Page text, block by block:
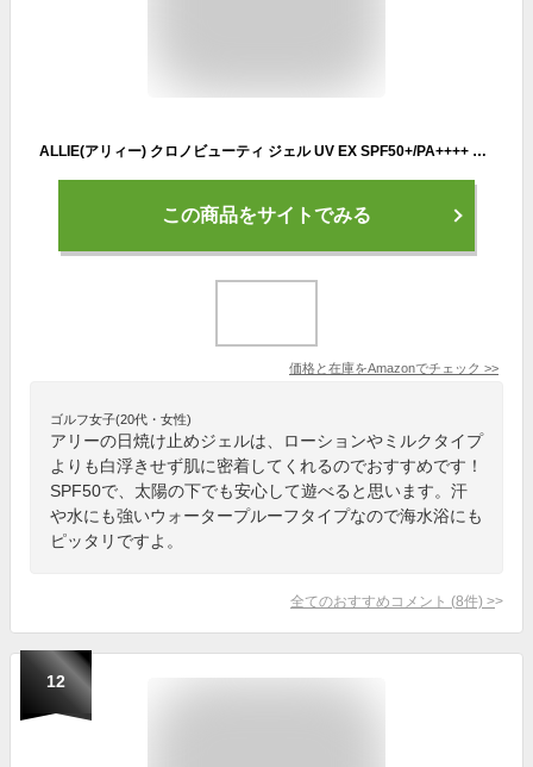
ALLIE(アリィー) クロノビューティ ジェル UV EX SPF50+/PA++++ 90g 無香料
この商品をサイトでみる
価格と在庫をAmazonでチェック >>
ゴルフ女子(20代・女性)
アリーの日焼け止めジェルは、ローションやミルクタイプ
よりも白浮きせず肌に密着してくれるのでおすすめです！
SPF50で、太陽の下でも安心して遊べると思います。汗
や水にも強いウォータープルーフタイプなので海水浴にも
ピッタリですよ。
全てのおすすめコメント (8件) >
12